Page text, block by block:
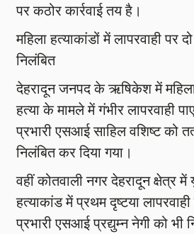
पर कठोर कार्रवाई तय है।
महिला हत्याकांडों में लापरवाही पर
निलंबित
देहरादून जनपद के ऋषिकेश में
हत्या के मामले में गंभीर लापरवाही
प्रभारी एसआई साहिल वशिष्ट को
निलंबित कर दिया गया।
वहीं कोतवाली नगर देहरादून क्षेत्र
हत्याकांड में प्रथम दृष्टया
प्रभारी एसआई प्रद्युम्न नेगी को भी